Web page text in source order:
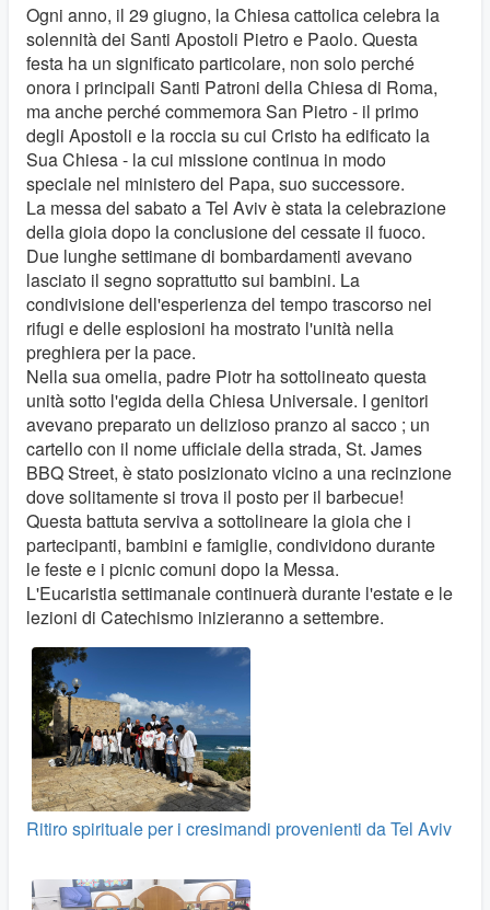
Ogni anno, il 29 giugno, la Chiesa cattolica celebra la
solennità dei Santi Apostoli Pietro e Paolo. Questa
festa ha un significato particolare, non solo perché
onora i principali Santi Patroni della Chiesa di Roma,
ma anche perché commemora San Pietro - il primo
degli Apostoli e la roccia su cui Cristo ha edificato la
Sua Chiesa - la cui missione continua in modo
speciale nel ministero del Papa, suo successore.
La messa del sabato a Tel Aviv è stata la celebrazione
della gioia dopo la conclusione del cessate il fuoco.
Due lunghe settimane di bombardamenti avevano
lasciato il segno soprattutto sui bambini. La
condivisione dell'esperienza del tempo trascorso nei
rifugi e delle esplosioni ha mostrato l'unità nella
preghiera per la pace.
Nella sua omelia, padre Piotr ha sottolineato questa
unità sotto l'egida della Chiesa Universale. I genitori
avevano preparato un delizioso pranzo al sacco ; un
cartello con il nome ufficiale della strada, St. James
BBQ Street, è stato posizionato vicino a una recinzione
dove solitamente si trova il posto per il barbecue!
Questa battuta serviva a sottolineare la gioia che i
partecipanti, bambini e famiglie, condividono durante
le feste e i picnic comuni dopo la Messa.
L'Eucaristia settimanale continuerà durante l'estate e le
lezioni di Catechismo inizieranno a settembre.
Ritiro spirituale per i cresimandi provenienti da Tel Aviv